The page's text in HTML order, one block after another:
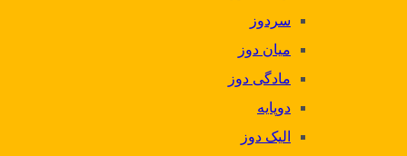
سردوز
میان دوز
مادگی دوز
دوپایه
الیک دوز